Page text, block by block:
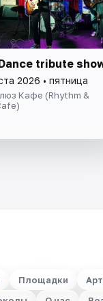
tribute
2026 • пятница
Кафе (Rhythm &
Площадки